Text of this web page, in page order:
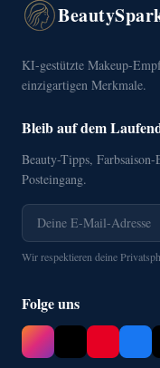
KI-gestützte Makeup-
einzigartigen Merkmale.
Bleib auf dem
Beauty-Tipps,
Posteingang.
Wir respektieren deine
Folge uns